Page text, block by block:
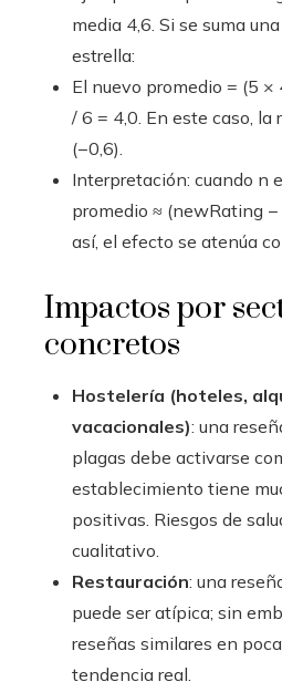
media 4,6. Si se suma
estrella:
El nuevo promedio = (5 ×
/ 6 = 4,0. En este caso, la
(−0,6).
Interpretación: cuando n
promedio ≈ (newRating
así, el efecto se atenúa
Impactos por
concretos
Hostelería (hoteles,
vacacionales): una
plagas debe activarse
establecimiento tiene
positivas. Riesgos de
cualitativo.
Restauración: una
puede ser atípica; sin
reseñas similares en
tendencia real.